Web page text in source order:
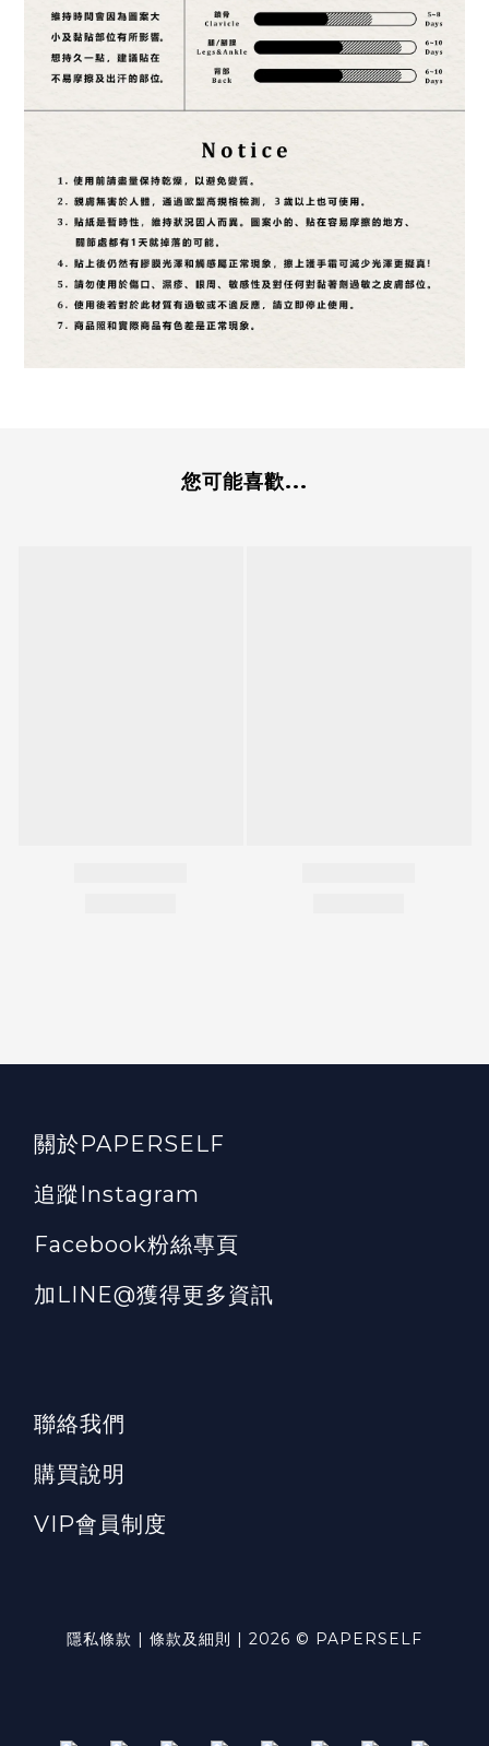
您可能喜歡...
關於PAPERSELF
追蹤Instagram
Facebook粉絲專頁
加LINE@獲得更多資訊
聯絡我們
購買說明
VIP會員制度
隱私條款 | 條款及細則 | 2026 © PAPERSELF